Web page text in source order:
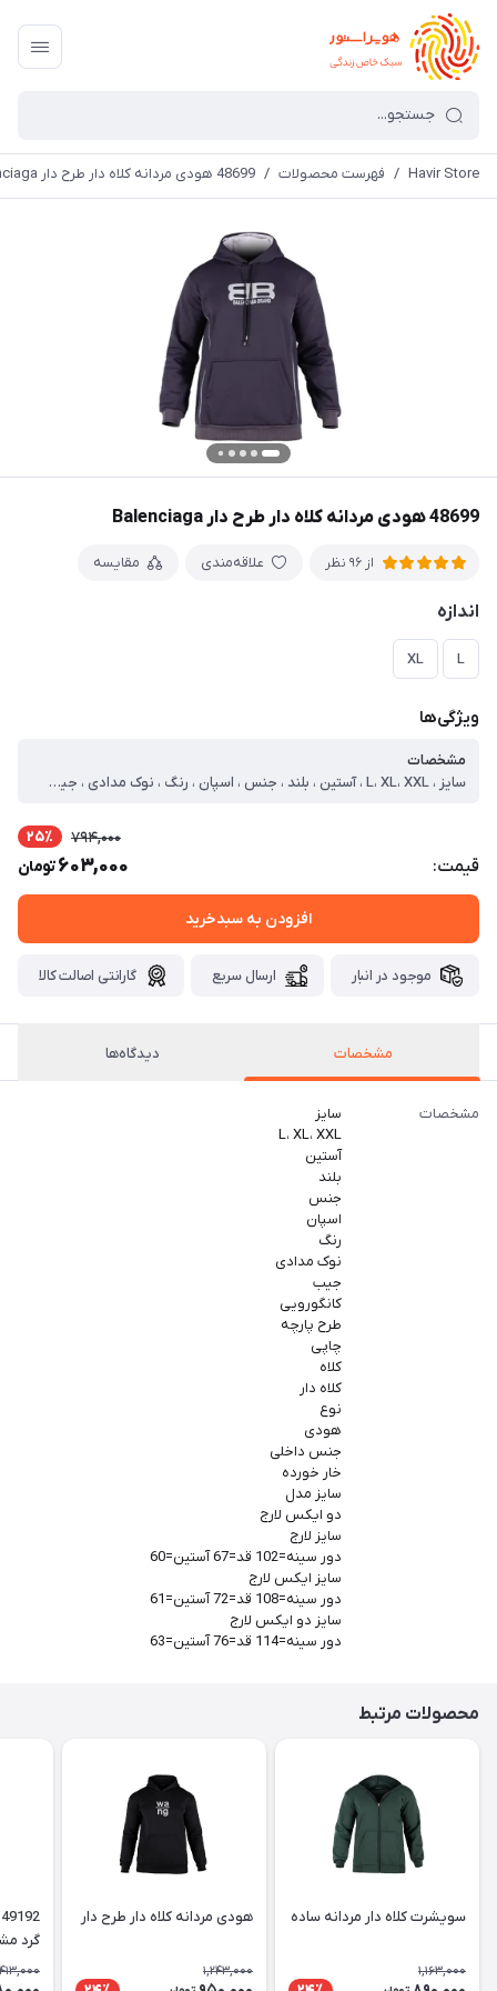
Havir Store
/ فهرست محصولات / 48699 هودی مردانه کلاه دار طرح دار Balenciaga
48699 هودی مردانه کلاه دار طرح دار Balenciaga
از 96 نظر علاقه‌مندی مقایسه
اندازه
L
XL
ویژگی‌ها
مشخصات
سایز ، L، XL، XXL ، آستین ، بلند ، جنس ، اسپان ، رنگ ، نوک مدادی ، جیب ، کانگورویی ، طرح پارچه ، چاپی ، کلاه ، کلاه دار ، نوع ، هودی ، جنس داخلی ، خار خورده ، سایز مدل ، دو ایکس لارج ، سایز لارج ، دور سینه=102 قد=67 آستین=60 ، سایز ایکس لارج ، دور سینه=108 قد=72 آستین=61 ، سایز دو ایکس لارج ، دور سینه=114 قد=76 آستین=63
قیمت:
794,000 25٪
603,000تومان
افزودن به سبدخرید
موجود در انبار ارسال سریع گارانتی اصالت کالا
مشخصات دیدگاه‌ها
مشخصات
سایز
L، XL، XXL
آستین
بلند
جنس
اسپان
رنگ
نوک مدادی
جیب
کانگورویی
طرح پارچه
چاپی
کلاه
کلاه دار
نوع
هودی
جنس داخلی
خار خورده
سایز مدل
دو ایکس لارج
سایز لارج
دور سینه=102 قد=67 آستین=60
سایز ایکس لارج
دور سینه=108 قد=72 آستین=61
سایز دو ایکس لارج
دور سینه=114 قد=76 آستین=63
محصولات مرتبط
سویشرت کلاه دار مردانه ساده
1,163,000
هودی مردانه کلاه دار طرح دار
1,243,000
گرد